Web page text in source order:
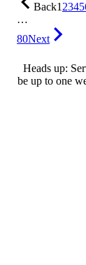
Back12345
…
80Next
Heads up:
be up to one